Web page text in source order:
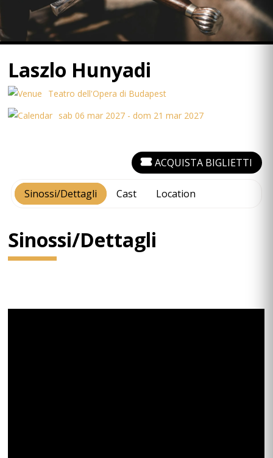
Laszlo Hunyadi
Teatro dell'Opera di Budapest
sab 06 mar 2027 - dom 21 mar 2027
Sinossi/Dettagli Cast Location
ACQUISTA BIGLIETTI
Sinossi/Dettagli